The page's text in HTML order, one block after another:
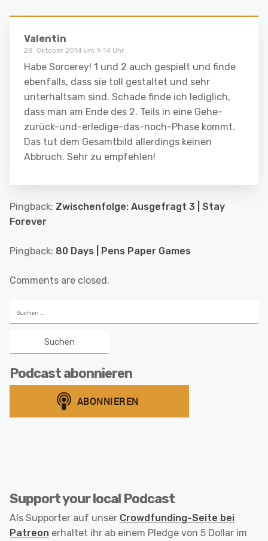
Valentin
28. Oktober 2014 um 9:14 Uhr
Habe Sorcerey! 1 und 2 auch gespielt und finde
ebenfalls, dass sie toll gestaltet und sehr
unterhaltsam sind. Schade finde ich lediglich,
dass man am Ende des 2. Teils in eine Gehe-
zurück-und-erledige-das-noch-Phase kommt.
Das tut dem Gesamtbild allerdings keinen
Abbruch. Sehr zu empfehlen!
Pingback: Zwischenfolge: Ausgefragt 3 | Stay
Forever
Pingback: 80 Days | Pens Paper Games
Comments are closed.
nach:
Podcast abonnieren
Support your local Podcast
Als Supporter auf unser Crowdfunding-Seite bei
Patreon erhaltet ihr ab einem Pledge von 5 Dollar im